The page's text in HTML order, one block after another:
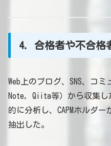
4. 合格者や不合格
Web上のブログ、SNS、コ
Note, Qiita等）から収集し
的に分析し、CAPMホルダ
抽出した。